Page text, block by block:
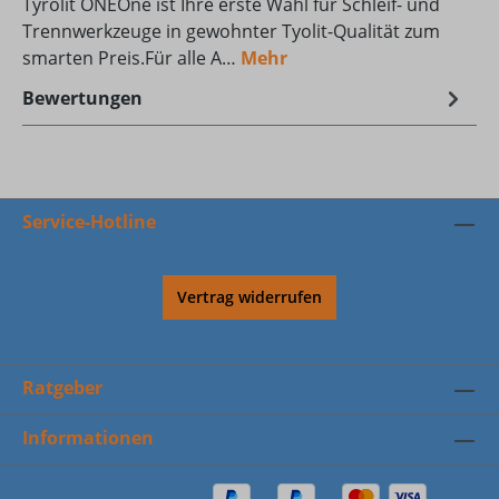
Trennwerkzeuge in gewohnter Tyolit-Qualität zum
smarten Preis.Für alle A… Mehr
Bewertungen
Service-Hotline
Vertrag widerrufen
Ratgeber
Informationen